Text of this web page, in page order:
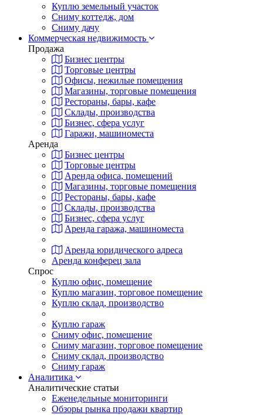
Куплю земельный участок
Сниму коттедж, дом
Сниму дачу
Коммерческая недвижимость
Продажа
Бизнес центры
Торговые центры
Офисы, нежилые помещения
Магазины, торговые помещения
Рестораны, бары, кафе
Склады, производства
Бизнес, сфера услуг
Гаражи, машиноместа
Аренда
Бизнес центры
Торговые центры
Аренда офиса, помещений
Магазины, торговые помещения
Рестораны, бары, кафе
Склады, производства
Бизнес, сфера услуг
Аренда гаража, машиноместа
Аренда юридического адреса
Аренда конферец зала
Спрос
Куплю офис, помещение
Куплю магазин, торговое помещение
Куплю склад, производство
Куплю гараж
Сниму офис, помещение
Сниму магазин, торговое помещение
Сниму склад, производство
Сниму гараж
Аналитика
Аналитические статьи
Еженедельные мониторинги
Обзоры рынка продажи квартир